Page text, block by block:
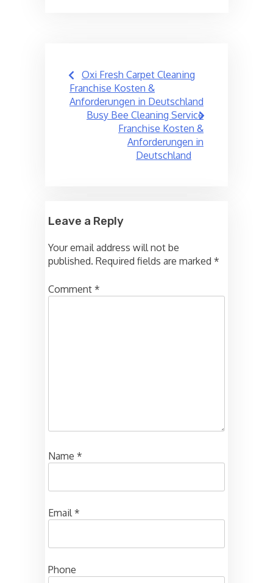
Post
navigation
Oxi Fresh Carpet Cleaning
Franchise Kosten &
Anforderungen in Deutschland
Busy Bee Cleaning Service
Franchise Kosten &
Anforderungen in
Deutschland
Leave a Reply
Your email address will not be
published. Required fields are marked *
Comment *
Name *
Email *
Phone